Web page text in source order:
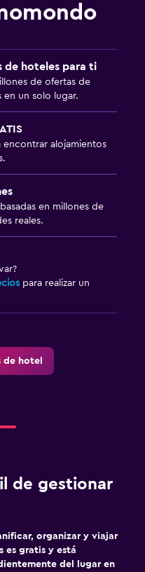
de hoteles para ti
de ofertas de
en un solo lugar.
encontrar alojamientos
en millones de
reales.
para realizar un
de hotel
de gestionar
organizar y viajar
es gratis y está
del lugar en